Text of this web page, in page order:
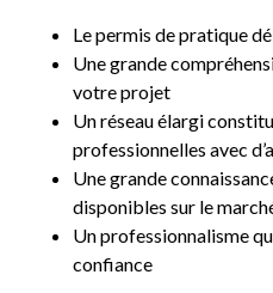
Le permis de pratique
Une grande
votre projet
Un réseau élargi
professionnelles avec
Une grande
disponibles sur le
Un professionnalisme
confiance